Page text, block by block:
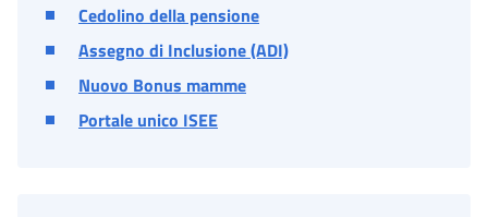
Cedolino della pensione
Assegno di Inclusione (ADI)
Nuovo Bonus mamme
Portale unico ISEE